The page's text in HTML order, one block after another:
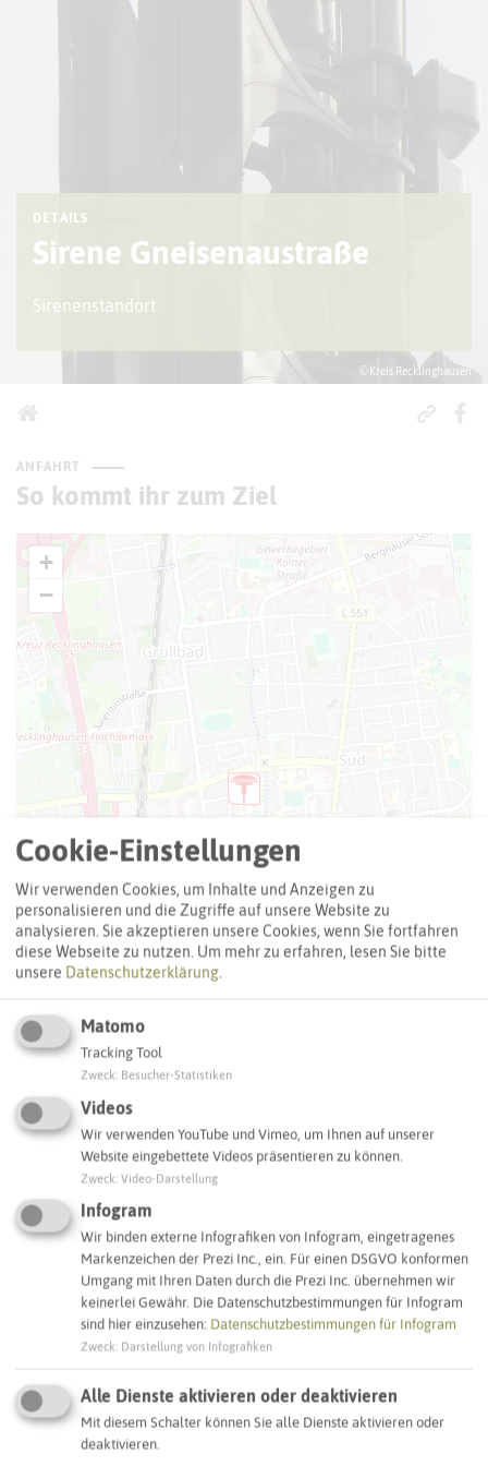
© Kreis Recklinghausen
DETAILS
Sirene Gneisenaustraße
Sirenenstandort
ANFAHRT
So kommt ihr zum Ziel
+
−
Adresse:
Sirene Gneisenaustraße
Gneisenaustraße 49
45661 Recklinghausen
Interaktive Karte
SCHLAGWORTE
So ordnen wir dieses Objekt ein
Sirenenstandorte Recklinghausen
Cookie-Einstellungen
Wir verwenden Cookies, um Inhalte und Anzeigen zu
personalisieren und die Zugriffe auf unsere Website zu
analysieren. Sie akzeptieren unsere Cookies, wenn Sie fortfahren
diese Webseite zu nutzen. Um mehr zu erfahren, lesen Sie bitte
unsere Datenschutzerklärung.
Matomo
Tracking Tool
Zweck Besucher-Statistiken
Videos
Wir verwenden YouTube und Vimeo, um Ihnen auf unserer
Website eingebettete Videos präsentieren zu können.
Zweck Video-Darstellung
Infogram
Wir binden externe Infografiken von Infogram, eingetragenes
Markenzeichen der Prezi Inc., ein. Für einen DSGVO konformen
Umgang mit Ihren Daten durch die Prezi Inc. übernehmen wir
keinerlei Gewähr. Die Datenschutzbestimmungen für Infogram
sind hier einzusehen: Datenschutzbestimmungen für Infogram
Zweck Darstellung von Infografiken
Alle Dienste aktivieren oder deaktivieren
Mit diesem Schalter können Sie alle Dienste aktivieren oder
deaktivieren.